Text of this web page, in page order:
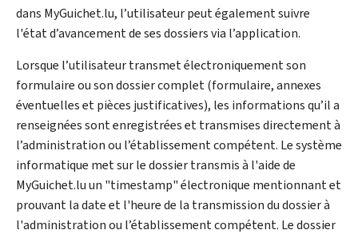
dans MyGuichet.lu, l’utilisateur peut également suivre
l'état d’avancement de ses dossiers via l’application.
Lorsque l’utilisateur transmet électroniquement son
formulaire ou son dossier complet (formulaire, annexes
éventuelles et pièces justificatives), les informations qu’il a
renseignées sont enregistrées et transmises directement à
l’administration ou l’établissement compétent. Le système
informatique met sur le dossier transmis à l'aide de
MyGuichet.lu un "timestamp" électronique mentionnant et
prouvant la date et l'heure de la transmission du dossier à
l'administration ou l’établissement compétent. Le dossier